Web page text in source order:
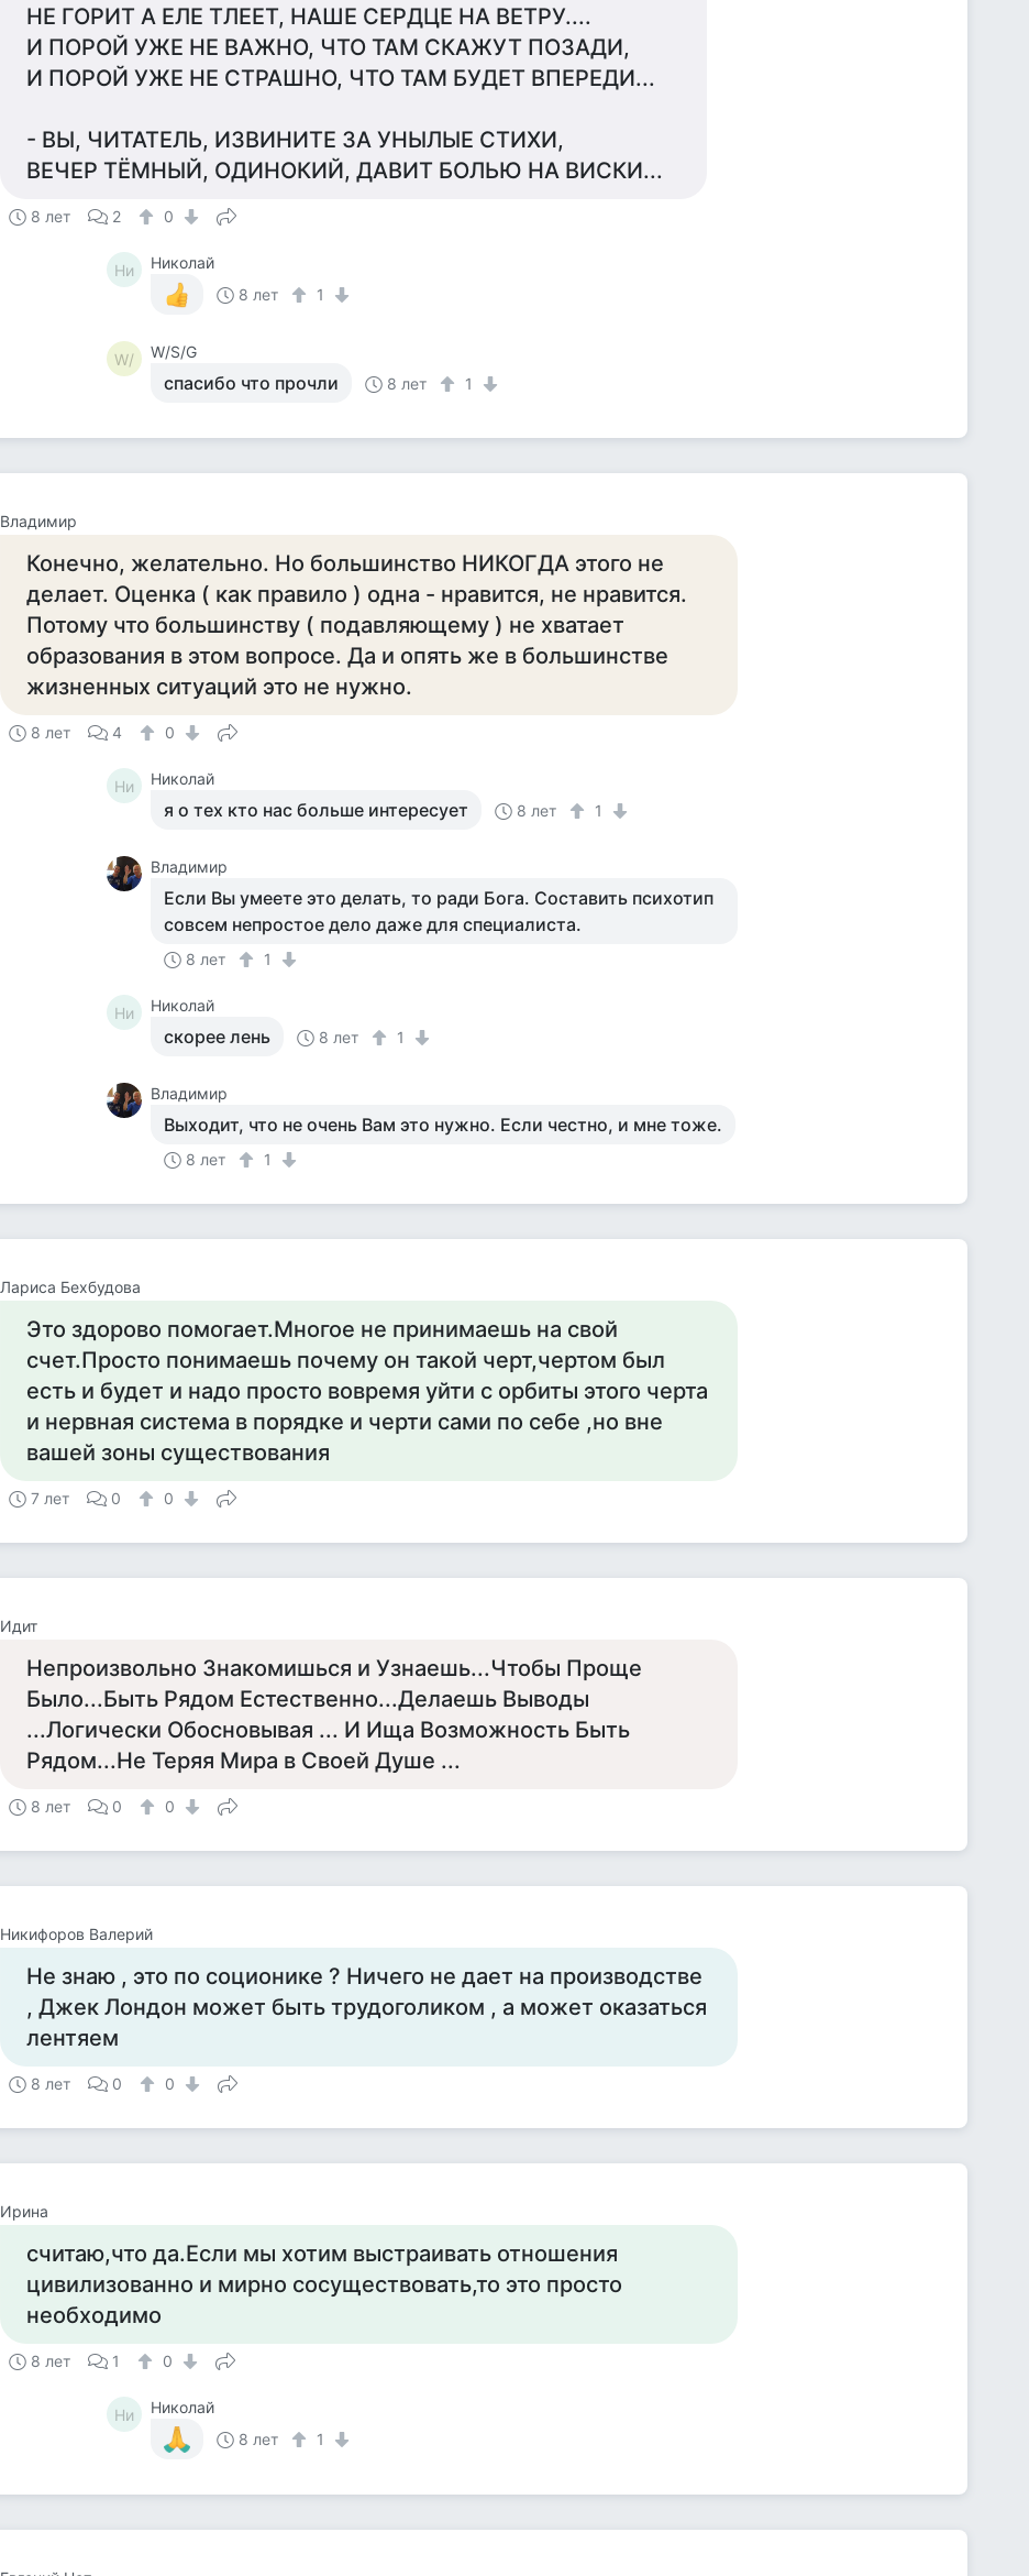
НЕ ГОРИТ А ЕЛЕ ТЛЕЕТ, НАШЕ СЕРДЦЕ НА ВЕТРУ....
И ПОРОЙ УЖЕ НЕ ВАЖНО, ЧТО ТАМ СКАЖУТ ПОЗАДИ,
И ПОРОЙ УЖЕ НЕ СТРАШНО, ЧТО ТАМ БУДЕТ ВПЕРЕДИ...
- ВЫ, ЧИТАТЕЛЬ, ИЗВИНИТЕ ЗА УНЫЛЫЕ СТИХИ,
ВЕЧЕР ТЁМНЫЙ, ОДИНОКИЙ, ДАВИТ БОЛЬЮ НА ВИСКИ...
8 лет 2 0
Ни
Николай
8 лет
1
W/ W/S/G
спасибо что прочли 8 лет 1
Владимир
Конечно, желательно. Но большинство НИКОГДА этого не
делает. Оценка ( как правило ) одна - нравится, не нравится.
Потому что большинству ( подавляющему ) не хватает
образования в этом вопросе. Да и опять же в большинстве
жизненных ситуаций это не нужно.
8 лет 4 0
Ни Николай
я о тех кто нас больше интересует 8 лет 1
Владимир
Если Вы умеете это делать, то ради Бога. Составить психотип
совсем непростое дело даже для специалиста.
8 лет 1
Ни Николай
скорее лень 8 лет 1
Владимир
Выходит, что не очень Вам это нужно. Если честно, и мне тоже.
8 лет 1
Лариса Бехбудова
Это здорово помогает.Многое не принимаешь на свой
счет.Просто понимаешь почему он такой черт,чертом был
есть и будет и надо просто вовремя уйти с орбиты этого черта
и нервная система в порядке и черти сами по себе ,но вне
вашей зоны существования
7 лет 0 0
Идит
Непроизвольно Знакомишься и Узнаешь...Чтобы Проще
Было...Быть Рядом Естественно...Делаешь Выводы
...Логически Обосновывая ... И Ища Возможность Быть
Рядом...Не Теряя Мира в Своей Душе ...
8 лет 0 0
Никифоров Валерий
Не знаю , это по соционике ? Ничего не дает на производстве
, Джек Лондон может быть трудоголиком , а может оказаться
лентяем
8 лет 0 0
Ирина
считаю,что да.Если мы хотим выстраивать отношения
цивилизованно и мирно сосуществовать,то это просто
необходимо
8 лет 1 0
Ни
Николай
8 лет
1